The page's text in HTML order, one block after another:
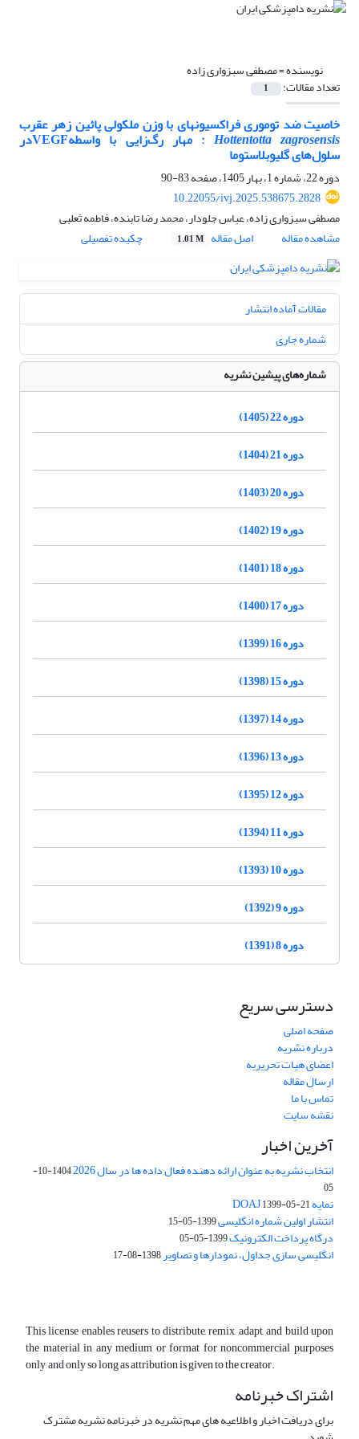
نویسنده =مصطفی سبزواری زاده
تعداد مقالات: 1
خاصیت ضد توموری فراکسیون­های با وزن ملکولی پائین زهر عقرب
Hottentotta zagrosensis : مهار رگ‌زایی با واسطهVEGFدر
سلول‌های گلیوبلاستوما
دوره 22، شماره 1، بهار 1405، صفحه
83-90
10.22055/ivj.2025.538675.2828
مصطفی سبزواری زاده، عباس جلودار، محمد رضا تابنده، فاطمه ثعلبی
مشاهده مقاله
اصل مقاله 1.01 M چکیده تفصیلی
مقالات آماده انتشار
شماره جاری
شماره‌های پیشین نشریه
دوره 22 (1405)
دوره 21 (1404)
دوره 20 (1403)
دوره 19 (1402)
دوره 18 (1401)
دوره 17 (1400)
دوره 16 (1399)
دوره 15 (1398)
دوره 14 (1397)
دوره 13 (1396)
دوره 12 (1395)
دوره 11 (1394)
دوره 10 (1393)
دوره 9 (1392)
دوره 8 (1391)
دسترسی سریع
صفحه اصلی
درباره نشریه
اعضای هیات تحریریه
ارسال مقاله
تماس با ما
نقشه سایت
آخرین اخبار
انتخاب نشریه به عنوان ارائه دهنده فعال داده ها در سال 2026
1404-10-
05
نمایه DOAJ1399-05-21
انتشار اولین شماره انگلیسی1399-05-15
درگاه پرداخت الکترونیک1399-05-05
انگلیسی سازی جداول، نمودارها و تصاویر1398-08-17
This license enables reusers to distribute, remix, adapt, and build upon
the material in any medium or format for noncommercial purposes
only, and only so long as attribution is given to the creator.
اشتراک خبرنامه
برای دریافت اخبار و اطلاعیه های مهم نشریه در خبرنامه نشریه مشترک